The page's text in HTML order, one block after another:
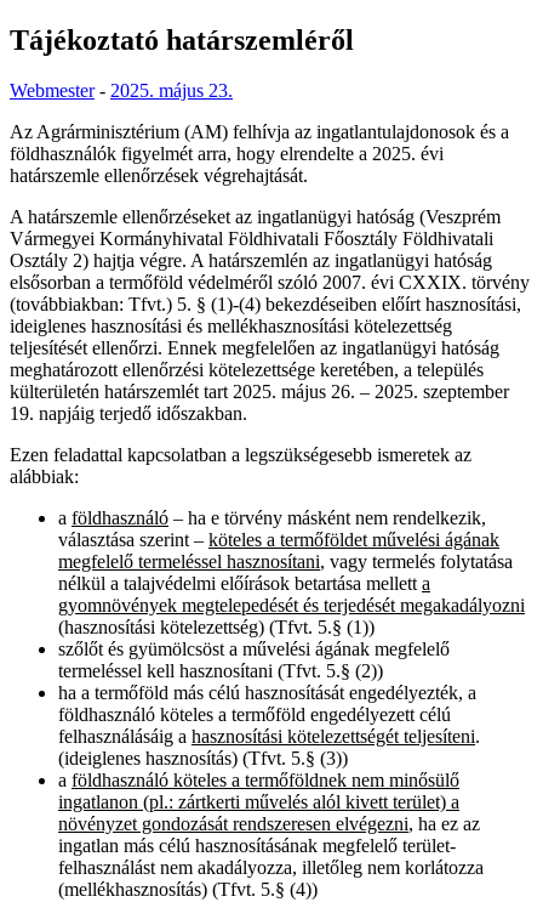
Tájékoztató határszemléről
Webmester- 2025. május 23.
Az Agrárminisztérium (AM) felhívja az ingatlantulajdonosok és a
földhasználók figyelmét arra, hogy elrendelte a 2025. évi
határszemle ellenőrzések végrehajtását.
A határszemle ellenőrzéseket az ingatlanügyi hatóság (Veszprém
Vármegyei Kormányhivatal Földhivatali Főosztály Földhivatali
Osztály 2) hajtja végre. A határszemlén az ingatlanügyi hatóság
elsősorban a termőföld védelméről szóló 2007. évi CXXIX. törvény
(továbbiakban: Tfvt.) 5. § (1)-(4) bekezdéseiben előírt hasznosítási,
ideiglenes hasznosítási és mellékhasznosítási kötelezettség
teljesítését ellenőrzi. Ennek megfelelően az ingatlanügyi hatóság
meghatározott ellenőrzési kötelezettsége keretében, a település
külterületén határszemlét tart 2025. május 26. – 2025. szeptember
19. napjáig terjedő időszakban.
Ezen feladattal kapcsolatban a legszükségesebb ismeretek az
alábbiak:
a földhasználó – ha e törvény másként nem rendelkezik,
választása szerint – köteles a termőföldet művelési ágának
megfelelő termeléssel hasznosítani, vagy termelés folytatása
nélkül a talajvédelmi előírások betartása melletta
gyomnövények megtelepedését és terjedését megakadályozni
(hasznosítási kötelezettség) (Tfvt. 5.§ (1))
szőlőt és gyümölcsöst a művelési ágának megfelelő
termeléssel kell hasznosítani (Tfvt. 5.§ (2))
ha a termőföld más célú hasznosítását engedélyezték, a
földhasználó köteles a termőföld engedélyezett célú
felhasználásáig a hasznosítási kötelezettségét teljesíteni.
(ideiglenes hasznosítás) (Tfvt. 5.§ (3))
a földhasználó köteles a termőföldnek nem minősülő
ingatlanon (pl.: zártkerti művelés alól kivett terület) a
növényzet gondozását rendszeresen elvégezni, ha ez az
ingatlan más célú hasznosításának megfelelő terület-
felhasználást nem akadályozza, illetőleg nem korlátozza
(mellékhasznosítás) (Tfvt. 5.§ (4))